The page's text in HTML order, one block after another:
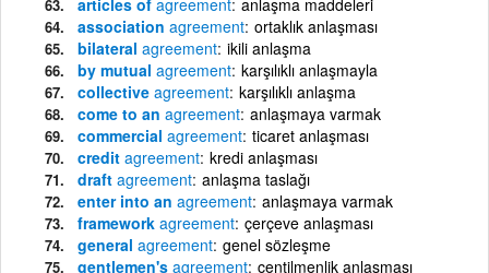
association agreement ortaklık anlaşması
bilateral agreement ikili anlaşma
by mutual agreement karşılıklı anlaşmayla
collective agreement karşılıklı anlaşma
come to an agreement anlaşmaya varmak
commercial agreement ticaret anlaşması
credit agreement kredi anlaşması
draft agreement anlaşma taslağı
enter into an agreement anlaşmaya varmak
framework agreement çerçeve anlaşması
general agreement genel sözleşme
gentlemen's agreement centilmenlik anlaşması